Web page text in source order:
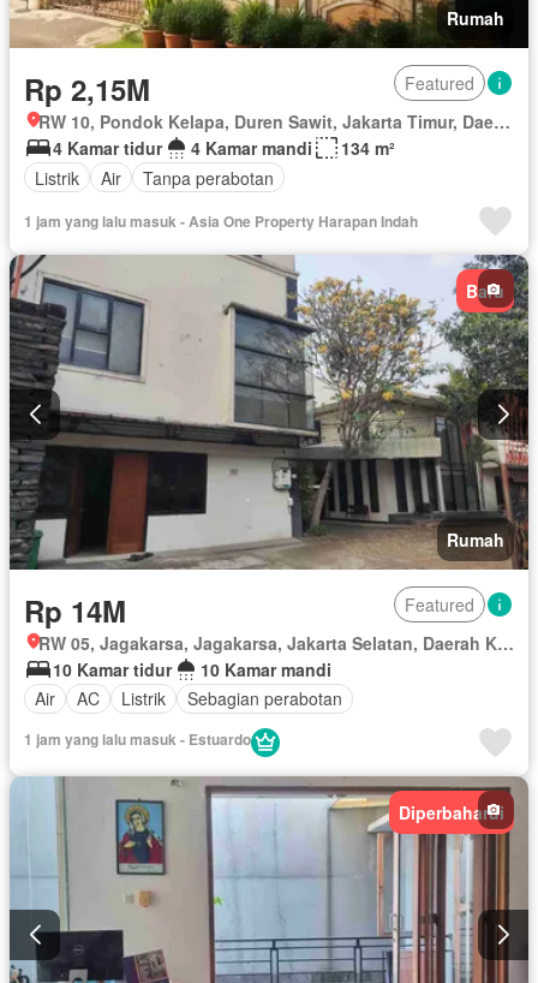
Rumah
Rp 2,15M
Featured
RW 10, Pondok Kelapa, Duren Sawit, Jakarta Timur, Daerah Khusus Ibukota Jakarta
4 Kamar tidur
4 Kamar mandi
134 m²
Listrik
Air Tanpa perabotan
1 jam yang lalu masuk - Asia One Property Harapan Indah
Baru
Rumah
Rp 14M
Featured
RW 05, Jagakarsa, Jagakarsa, Jakarta Selatan, Daerah Khusus Ibukota Jakarta
10 Kamar tidur
10 Kamar mandi
Air
AC Listrik Sebagian perabotan
1 jam yang lalu masuk - Estuardo
Diperbaharui